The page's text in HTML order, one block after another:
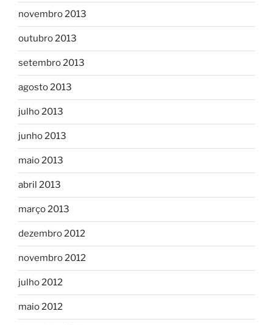
novembro 2013
outubro 2013
setembro 2013
agosto 2013
julho 2013
junho 2013
maio 2013
abril 2013
março 2013
dezembro 2012
novembro 2012
julho 2012
maio 2012